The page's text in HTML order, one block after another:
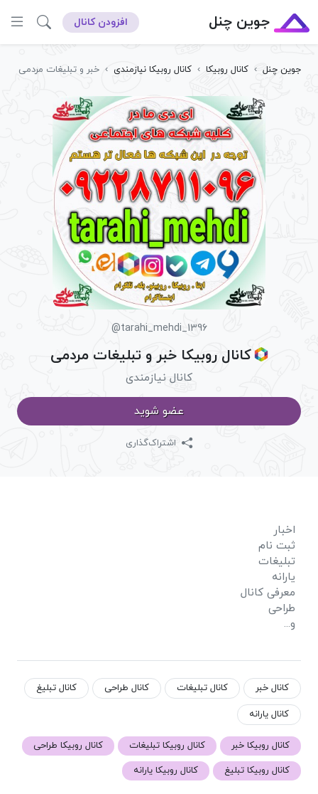
جوین چنل افزودن کانال
جوین چنل › کانال روبیکا › کانال روبیکا نیازمندی › خبر و تبلیغات مردمی
@tarahi_mehdi_1396
کانال روبیکا خبر و تبلیغات مردمی
کانال نیازمندی
عضو شوید
اشتراک‌گذاری
اخبار
ثبت نام
تبلیغات
یارانه
معرفی کانال
طراحی
و...
کانال خبر کانال تبلیغات کانال طراحی کانال تبلیغ
کانال یارانه
کانال روبیکا خبر کانال روبیکا تبلیغات
کانال روبیکا طراحی
کانال روبیکا تبلیغ
کانال روبیکا یارانه